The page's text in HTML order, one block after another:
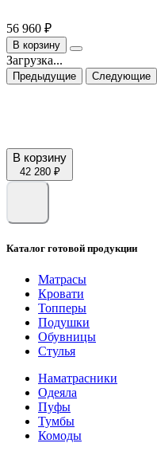
56 960 ₽
В корзину
Загрузка...
Предыдущие Следующие
В корзину
42 280 ₽
Каталог готовой продукции
Матрасы
Кровати
Топперы
Подушки
Обувницы
Стулья
Наматрасники
Одеяла
Пуфы
Тумбы
Комоды